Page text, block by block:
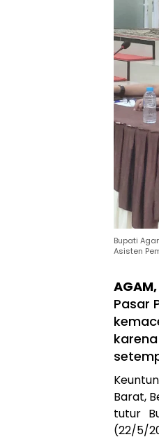
Bupati
Asisten
Pasar
Barat,
tutur
(22/5/